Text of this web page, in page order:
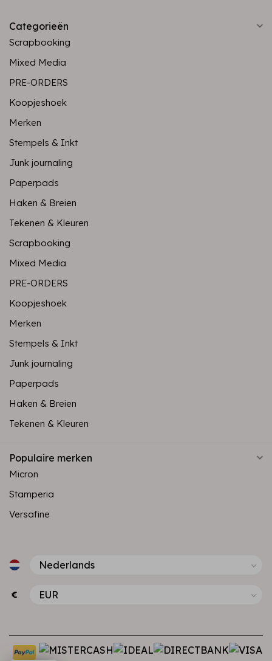
Categorieën
Scrapbooking
Mixed Media
PRE-ORDERS
Koopjeshoek
Merken
Stempels & Inkt
Junk journaling
Paperpads
Haken & Breien
Tekenen & Kleuren
Scrapbooking
Mixed Media
PRE-ORDERS
Koopjeshoek
Merken
Stempels & Inkt
Junk journaling
Paperpads
Haken & Breien
Tekenen & Kleuren
Populaire merken
Micron
Stamperia
Versafine
€